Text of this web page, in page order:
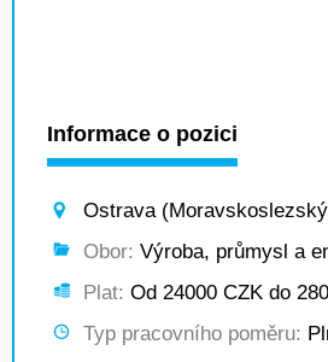
Informace o pozici
Ostrava
Obor: Výroba, průmysl a
Plat: Od 24000 CZK do
Typ pracovního poměru: